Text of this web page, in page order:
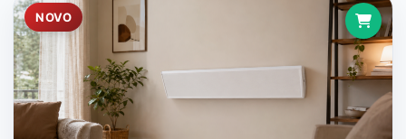
NOVO